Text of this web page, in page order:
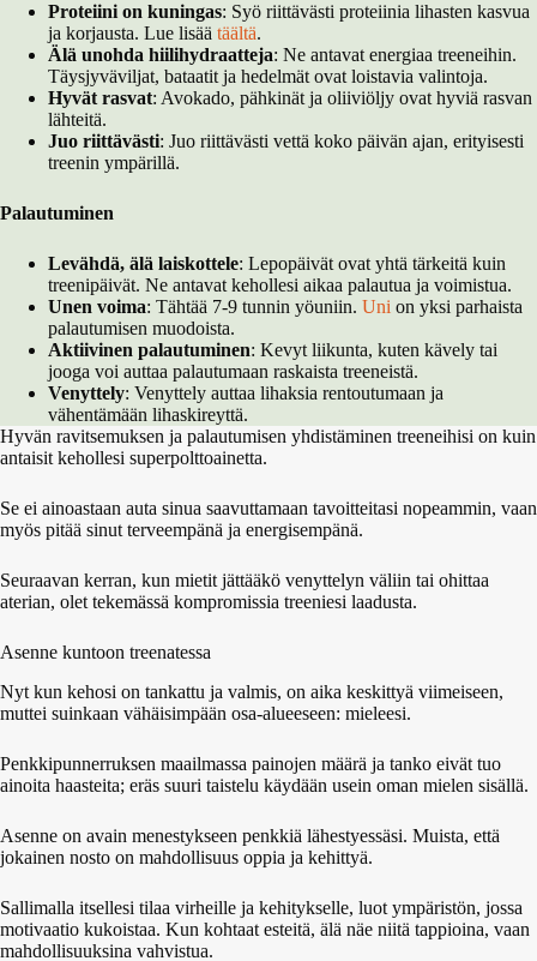
Proteiini on kuningas: Syö riittävästi proteiinia lihasten kasvua
ja korjausta. Lue lisää täältä.
Älä unohda hiilihydraatteja: Ne antavat energiaa treeneihin.
Täysjyväviljat, bataatit ja hedelmät ovat loistavia valintoja.
Hyvät rasvat: Avokado, pähkinät ja oliiviöljy ovat hyviä rasvan
lähteitä.
Juo riittävästi: Juo riittävästi vettä koko päivän ajan, erityisesti
treenin ympärillä.
Palautuminen
Levähdä, älä laiskottele: Lepopäivät ovat yhtä tärkeitä kuin
treenipäivät. Ne antavat kehollesi aikaa palautua ja voimistua.
Unen voima: Tähtää 7-9 tunnin yöuniin. Uni on yksi parhaista
palautumisen muodoista.
Aktiivinen palautuminen: Kevyt liikunta, kuten kävely tai
jooga voi auttaa palautumaan raskaista treeneistä.
Venyttely: Venyttely auttaa lihaksia rentoutumaan ja
vähentämään lihaskireyttä.
Hyvän ravitsemuksen ja palautumisen yhdistäminen treeneihisi on kuin
antaisit kehollesi superpolttoainetta.
Se ei ainoastaan auta sinua saavuttamaan tavoitteitasi nopeammin, vaan
myös pitää sinut terveempänä ja energisempänä.
Seuraavan kerran, kun mietit jättääkö venyttelyn väliin tai ohittaa
aterian, olet tekemässä kompromissia treeniesi laadusta.
Asenne kuntoon treenatessa
Nyt kun kehosi on tankattu ja valmis, on aika keskittyä viimeiseen,
muttei suinkaan vähäisimpään osa-alueeseen: mieleesi.
Penkkipunnerruksen maailmassa painojen määrä ja tanko eivät tuo
ainoita haasteita; eräs suuri taistelu käydään usein oman mielen sisällä.
Asenne on avain menestykseen penkkiä lähestyessäsi. Muista, että
jokainen nosto on mahdollisuus oppia ja kehittyä.
Sallimalla itsellesi tilaa virheille ja kehitykselle, luot ympäristön, jossa
motivaatio kukoistaa. Kun kohtaat esteitä, älä näe niitä tappioina, vaan
mahdollisuuksina vahvistua.